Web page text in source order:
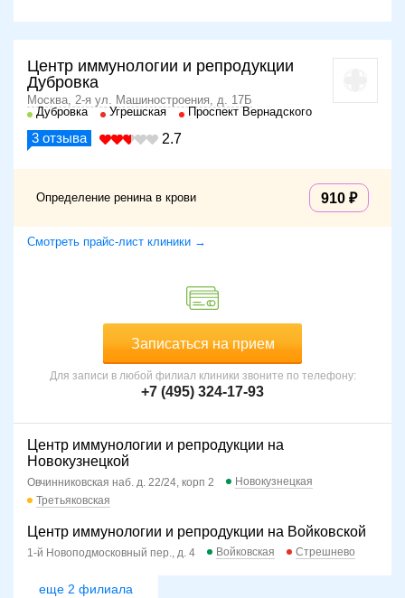
Центр иммунологии и репродукции
Дубровка
Москва, 2-я ул. Машиностроения, д. 17Б
Дубровка
Угрешская Проспект Вернадского
3 отзыва 2.7
Определение ренина в крови 910
Смотреть прайс-лист клиники →
Записаться на прием
Для записи в любой филиал клиники звоните по телефону:
+7 (495) 324-17-93
Центр иммунологии и репродукции на
Новокузнецкой
Овчинниковская наб. д. 22/24, корп 2
Новокузнецкая
Третьяковская
Центр иммунологии и репродукции на Войковской
1-й Новоподмосковный пер., д. 4 Войковская Стрешнево
еще 2 филиала